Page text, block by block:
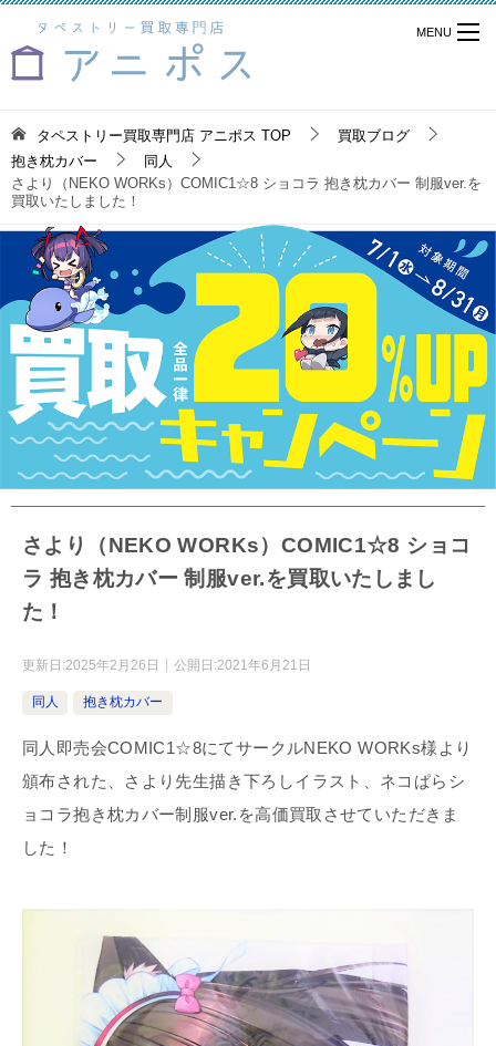
タペストリー買取専門店 アニポス TOP
買取ブログ
抱き枕カバー
同人
さより（NEKO WORKs）COMIC1☆8 ショコラ 抱き枕カバー 制服ver.を
買取いたしました！
さより（NEKO WORKs）COMIC1☆8 ショコ
ラ 抱き枕カバー 制服ver.を買取いたしまし
た！
更新日:2025年2月26日 公開日:2021年6月21日
同人 抱き枕カバー
同人即売会COMIC1☆8にてサークルNEKO WORKs様より
頒布された、さより先生描き下ろしイラスト、ネコぱらシ
ョコラ抱き枕カバー制服ver.を高価買取させていただきま
した！